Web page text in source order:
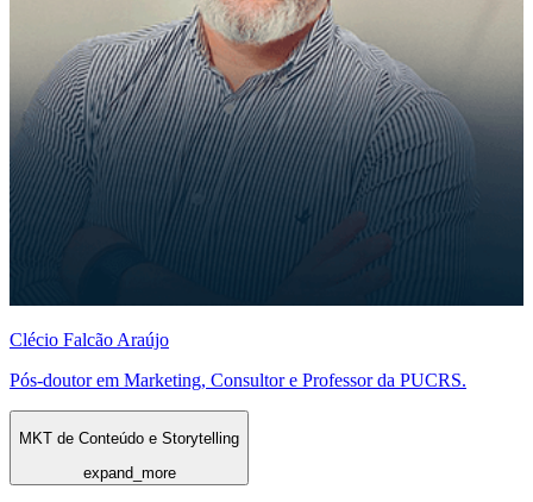
Clécio Falcão Araújo
Pós-doutor em Marketing, Consultor e Professor da PUCRS.
MKT de Conteúdo e Storytelling
expand_more